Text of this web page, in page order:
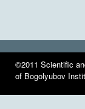
©2011 Scientific
of Bogolyubov